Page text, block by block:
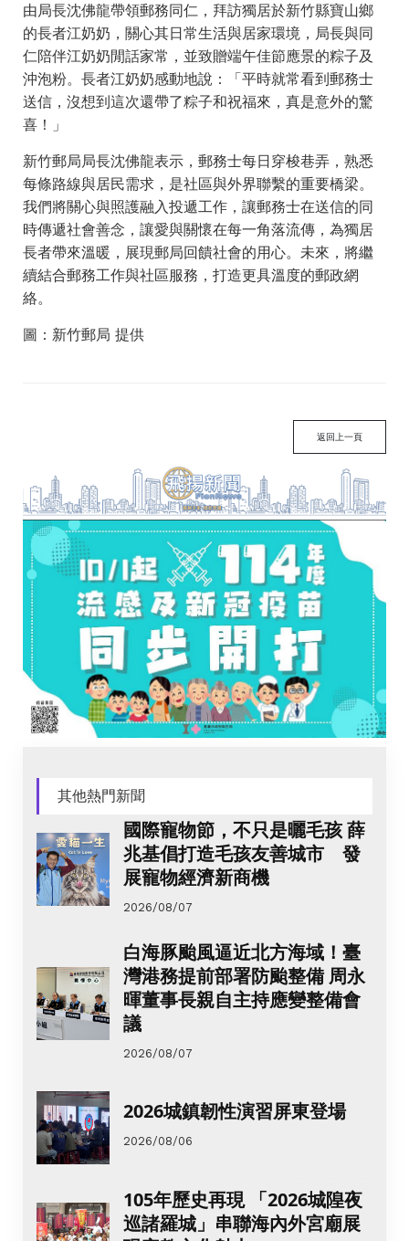
由局長沈佛龍帶領郵務同仁，拜訪獨居於新竹縣寶山鄉
的長者江奶奶，關心其日常生活與居家環境，局長與同
仁陪伴江奶奶閒話家常，並致贈端午佳節應景的粽子及
沖泡粉。長者江奶奶感動地說：「平時就常看到郵務士
送信，沒想到這次還帶了粽子和祝福來，真是意外的驚
喜！」
新竹郵局局長沈佛龍表示，郵務士每日穿梭巷弄，熟悉
每條路線與居民需求，是社區與外界聯繫的重要橋梁。
我們將關心與照護融入投遞工作，讓郵務士在送信的同
時傳遞社會善念，讓愛與關懷在每一角落流傳，為獨居
長者帶來溫暖，展現郵局回饋社會的用心。未來，將繼
續結合郵務工作與社區服務，打造更具溫度的郵政網
絡。
圖：新竹郵局 提供
返回上一頁
其他熱門新聞
國際寵物節，不只是曬毛孩 薛
兆基倡打造毛孩友善城市 發
展寵物經濟新商機
2026/08/07
白海豚颱風逼近北方海域！臺
灣港務提前部署防颱整備 周永
暉董事長親自主持應變整備會
議
2026/08/07
2026城鎮韌性演習屏東登場
2026/08/06
105年歷史再現 「2026城隍夜
巡諸羅城」串聯海內外宮廟展